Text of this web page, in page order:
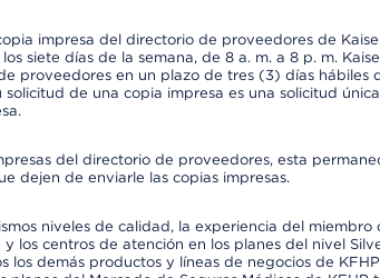
impresa del directorio de proveedores de
siete días de la semana, de 8 a. m. a 8 p. m.
proveedores en un plazo de tres (3) días hábiles
de una copia impresa es una solicitud
del directorio de proveedores, esta
dejen de enviarle las copias impresas.
niveles de calidad, la experiencia del miembro
los centros de atención en los planes del nivel
los demás productos y líneas de negocios de